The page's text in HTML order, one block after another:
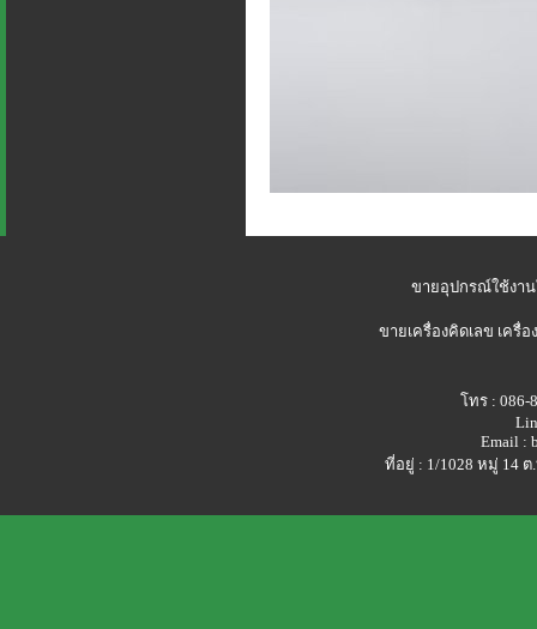
ขายอุปกรณ์ใช้งา
ขายเครื่องคิดเลข เครื่
โทร : 086-
Email :
ที่อยู่ : 1/1028 หมู่ 14 ต.